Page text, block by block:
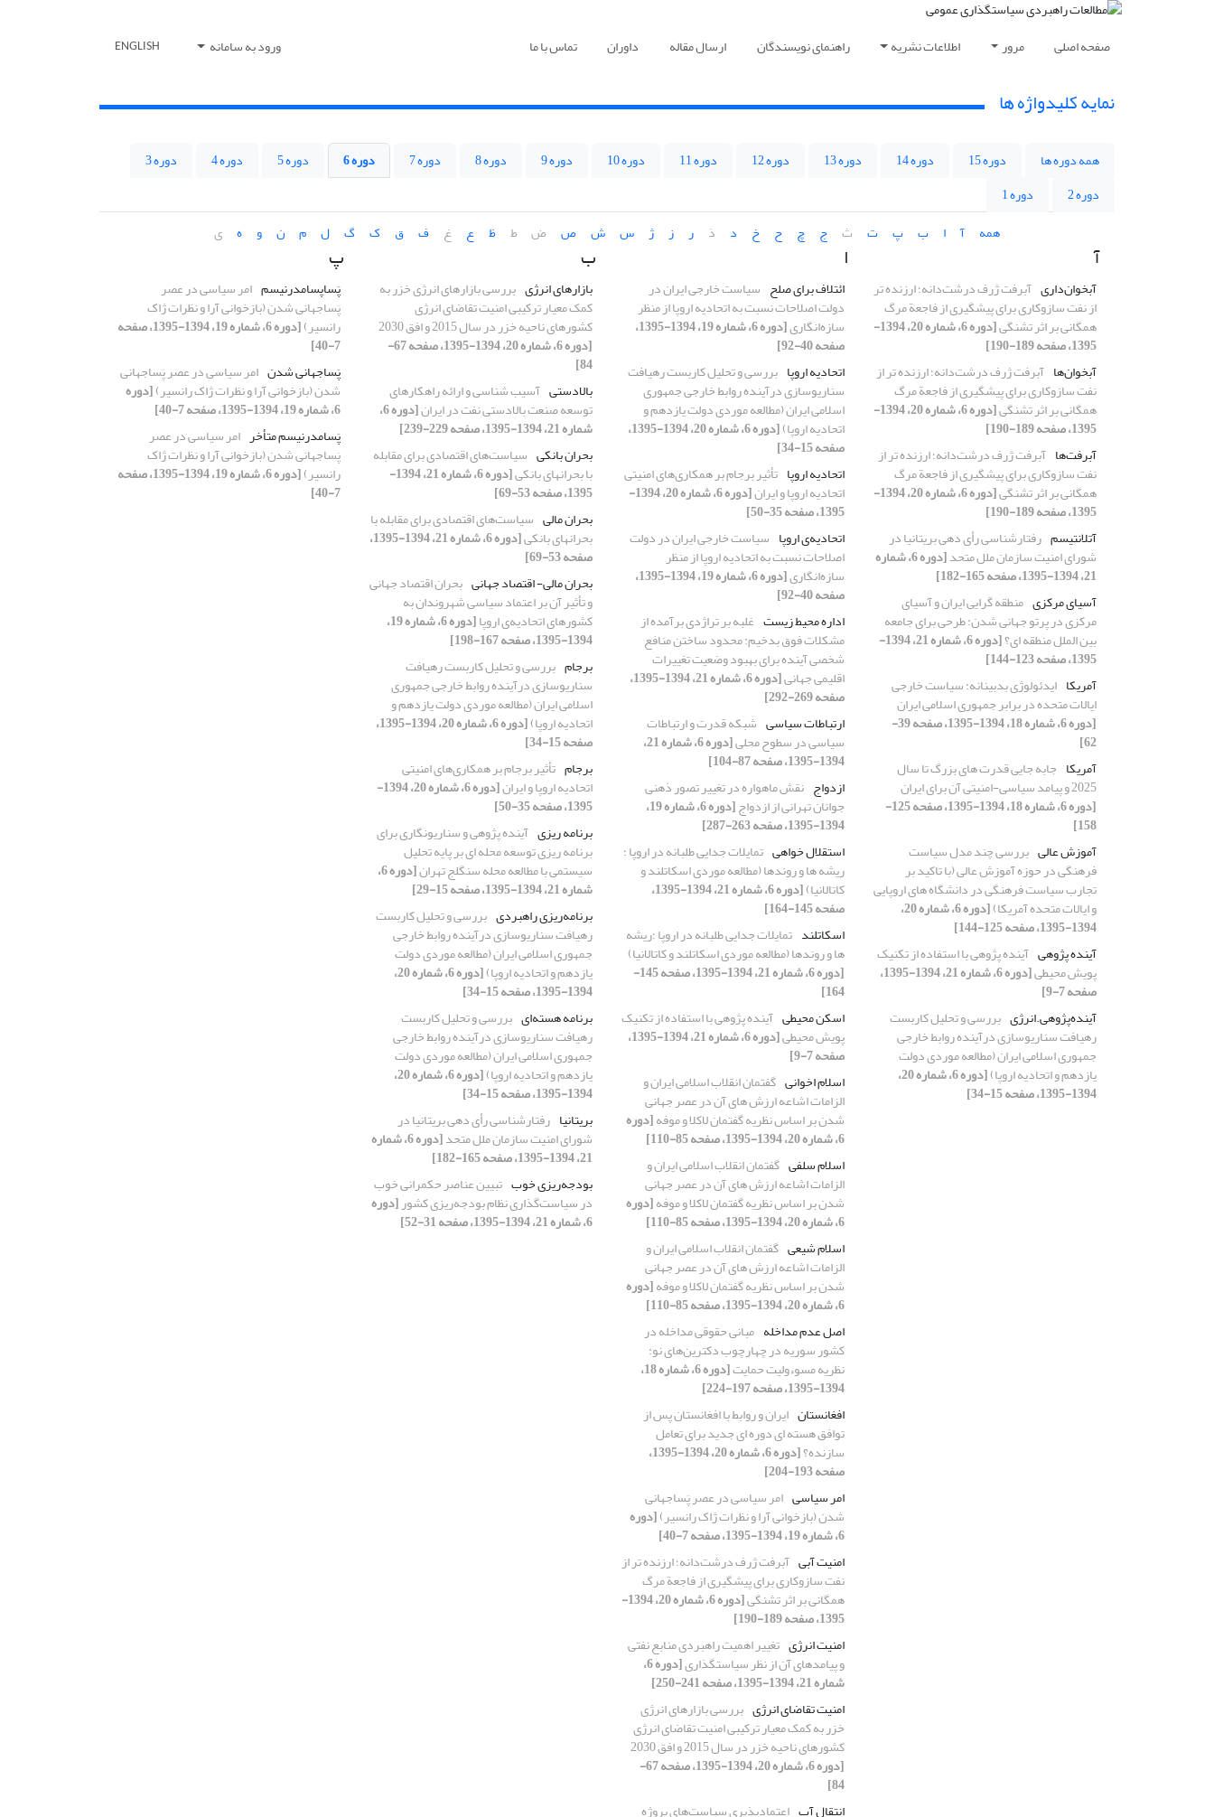
صفحه اصلی مرور اطلاعات نشریه راهنمای نویسندگان ارسال مقاله داوران تماس با ما ورود به سامانه ENGLISH
نمایه کلیدواژه ها
همه دوره ها دوره 15 دوره 14 دوره 13 دوره 12 دوره 11 دوره 10 دوره 9 دوره 8 دوره 7 دوره 6 دوره 5 دوره 4
دوره 3
دوره 2
دوره 1
همه
آ ا ب پ ت ث ج چ ح خ د ذ ر ز ژ س ش ص ض ط ظ ع غ ف ق ک گ ل م ن و ه ی
آ
آبخوان‌داری آبرفت ژرف درشت‌دانه؛ ارزنده تر
از نفت سازوکاری برای پیشگیری از فاجعة مرگ
همگانی بر اثر تشنگی [دوره 6، شماره 20، 1394-
1395، صفحه 189-190]
آبخوان‌ها آبرفت ژرف درشت‌دانه؛ ارزنده تر از
نفت سازوکاری برای پیشگیری از فاجعة مرگ
همگانی بر اثر تشنگی [دوره 6، شماره 20، 1394-
1395، صفحه 189-190]
آبرفت‌ها آبرفت ژرف درشت‌دانه؛ ارزنده تر از
نفت سازوکاری برای پیشگیری از فاجعة مرگ
همگانی بر اثر تشنگی [دوره 6، شماره 20، 1394-
1395، صفحه 189-190]
آتلانتیسم رفتارشناسی رأی دهی بریتانیا در
شورای امنیت سازمان ملل متحد [دوره 6، شماره
21، 1394-1395، صفحه 165-182]
آسیای مرکزی منطقه گرایی ایران و آسیای
مرکزی در پرتو جهانی شدن: طرحی برای جامعه
بین الملل منطقه ای؟ [دوره 6، شماره 21، 1394-
1395، صفحه 123-144]
آمریکا ایدئولوژی بدبینانه: سیاست خارجی
ایالات متحده در برابر جمهوری اسلامی ایران
[دوره 6، شماره 18، 1394-1395، صفحه 39-
62]
آمریکا جابه جایی قدرت های بزرگ تا سال
2025 و پیامد سیاسی-امنیتی آن برای ایران
[دوره 6، شماره 18، 1394-1395، صفحه 125-
158]
آموزش عالی بررسی چند مدل سیاست
فرهنگی در حوزه آموزش عالی (با تاکید بر
تجارب سیاست فرهنگی در دانشگاه های اروپایی
و ایالات متحده آمریکا) [دوره 6، شماره 20،
1394-1395، صفحه 125-144]
آینده پژوهی آینده پژوهی با استفاده از تکنیک
پویش محیطی [دوره 6، شماره 21، 1394-1395،
صفحه 7-9]
آینده‌پژوهی.انرژی بررسی و تحلیل کاربست
رهیافت سناریوسازی درآینده روابط خارجی
جمهوری اسلامی ایران (مطالعه موردی دولت
یازدهم و اتحادیه اروپا) [دوره 6، شماره 20،
1394-1395، صفحه 15-34]
ا
ائتلاف برای صلح سیاست خارجی ایران در
دولت اصلاحات نسبت به اتحادیه اروپا از منظر
سازه‌انگاری [دوره 6، شماره 19، 1394-1395،
صفحه 40-92]
اتحادیه اروپا بررسی و تحلیل کاربست رهیافت
سناریوسازی درآینده روابط خارجی جمهوری
اسلامی ایران (مطالعه موردی دولت یازدهم و
اتحادیه اروپا) [دوره 6، شماره 20، 1394-1395،
صفحه 15-34]
اتحادیه اروپا تأثیر برجام بر همکاری‌های امنیتی
اتحادیه‌ اروپا و ایران [دوره 6، شماره 20، 1394-
1395، صفحه 35-50]
اتحادیه‌ی اروپا سیاست خارجی ایران در دولت
اصلاحات نسبت به اتحادیه اروپا از منظر
سازه‌انگاری [دوره 6، شماره 19، 1394-1395،
صفحه 40-92]
اداره محیط زیست غلبه بر تراژدی برآمده از
مشکلات فوق بدخیم: محدود ساختن منافع
شخصی آینده برای بهبود وضعیت تغییرات
اقلیمی جهانی [دوره 6، شماره 21، 1394-1395،
صفحه 269-292]
ارتباطات سیاسی شبکه قدرت و ارتباطات
سیاسی در سطوح محلی [دوره 6، شماره 21،
1394-1395، صفحه 87-104]
ازدواج نقش ماهواره‌ در تغییر تصور ذهنی
جوانان تهرانی از ازدواج [دوره 6، شماره 19،
1394-1395، صفحه 263-287]
استقلال خواهی تمایلات جدایی طلبانه در اروپا ؛
ریشه ها و روندها (مطالعه موردی اسکاتلند و
کاتالانیا) [دوره 6، شماره 21، 1394-1395،
صفحه 145-164]
اسکاتلند تمایلات جدایی طلبانه در اروپا ؛ریشه
ها و روندها (مطالعه موردی اسکاتلند و کاتالانیا)
[دوره 6، شماره 21، 1394-1395، صفحه 145-
164]
اسکن محیطی آینده پژوهی با استفاده از تکنیک
پویش محیطی [دوره 6، شماره 21، 1394-1395،
صفحه 7-9]
اسلام اخوانی گفتمان انقلاب اسلامی ایران و
الزامات اشاعه ارزش های آن در عصر جهانی
شدن بر اساس نظریه گفتمان لاکلا و موفه[دوره
6، شماره 20، 1394-1395، صفحه 85-110]
اسلام سلفی گفتمان انقلاب اسلامی ایران و
الزامات اشاعه ارزش های آن در عصر جهانی
شدن بر اساس نظریه گفتمان لاکلا و موفه[دوره
6، شماره 20، 1394-1395، صفحه 85-110]
اسلام شیعی گفتمان انقلاب اسلامی ایران و
الزامات اشاعه ارزش های آن در عصر جهانی
شدن بر اساس نظریه گفتمان لاکلا و موفه[دوره
6، شماره 20، 1394-1395، صفحه 85-110]
اصل عدم مداخله مبانی حقوقی مداخله در
کشور سوریه در چهارچوب دکترین‌های نو:
نظریه مسوءولیت حمایت [دوره 6، شماره 18،
1394-1395، صفحه 197-224]
افغانستان ایران و روابط با افغانستان پس از
توافق هسته ای دوره ای جدید برای تعامل
سازنده؟ [دوره 6، شماره 20، 1394-1395،
صفحه 193-204]
امر سیاسی امر سیاسی در عصر پَساجهانی
شدن (بازخوانی آرا و نظرات ژاک رانسیر)[دوره
6، شماره 19، 1394-1395، صفحه 7-40]
امنیت آبی آبرفت ژرف درشت‌دانه؛ ارزنده تر از
نفت سازوکاری برای پیشگیری از فاجعة مرگ
همگانی بر اثر تشنگی [دوره 6، شماره 20، 1394-
1395، صفحه 189-190]
امنیت انرژی تغییر اهمیت راهبردی منابع نفتی
و پیامدهای آن از نظر سیاستگذاری [دوره 6،
شماره 21، 1394-1395، صفحه 241-250]
امنیت تقاضای انرژی بررسی بازارهای انرژی
خزر به کمک معیار ترکیبی امنیت تقاضای انرژی
کشورهای ناحیه خزر در سال 2015 و افق 2030
[دوره 6، شماره 20، 1394-1395، صفحه 67-
84]
انتقال آب اعتمادپذیری سیاست‌های پروژه
ب
بازارهای انرژی بررسی بازارهای انرژی خزر به
کمک معیار ترکیبی امنیت تقاضای انرژی
کشورهای ناحیه خزر در سال 2015 و افق 2030
[دوره 6، شماره 20، 1394-1395، صفحه 67-
84]
بالادستی آسیب شناسی و ارائه راهکارهای
توسعه صنعت بالادستی نفت در ایران [دوره 6،
شماره 21، 1394-1395، صفحه 229-239]
بحران بانکی سیاست‌های اقتصادی برای مقابله
با بحرانهای بانکی [دوره 6، شماره 21، 1394-
1395، صفحه 53-69]
بحران مالی سیاست‌های اقتصادی برای مقابله با
بحرانهای بانکی [دوره 6، شماره 21، 1394-1395،
صفحه 53-69]
بحران مالی- اقتصاد جهانی بحران اقتصاد جهانی
و تأثیر‌‌ آن بر اعتماد سیاسی شهروندان به
کشورهای اتحادیه‌ی اروپا [دوره 6، شماره 19،
1394-1395، صفحه 167-198]
برجام بررسی و تحلیل کاربست رهیافت
سناریوسازی درآینده روابط خارجی جمهوری
اسلامی ایران (مطالعه موردی دولت یازدهم و
اتحادیه اروپا) [دوره 6، شماره 20، 1394-1395،
صفحه 15-34]
برجام تأثیر برجام بر همکاری‌های امنیتی
اتحادیه‌ اروپا و ایران [دوره 6، شماره 20، 1394-
1395، صفحه 35-50]
برنامه ریزی آینده پژوهی و سناریونگاری برای
برنامه ریزی توسعه محله ای بر پایه تحلیل
سیستمی با مطالعه محله سنگلج تهران [دوره 6،
شماره 21، 1394-1395، صفحه 15-29]
برنامه‌ریزی راهبردی بررسی و تحلیل کاربست
رهیافت سناریوسازی درآینده روابط خارجی
جمهوری اسلامی ایران (مطالعه موردی دولت
یازدهم و اتحادیه اروپا) [دوره 6، شماره 20،
1394-1395، صفحه 15-34]
برنامه هسته‌ای بررسی و تحلیل کاربست
رهیافت سناریوسازی درآینده روابط خارجی
جمهوری اسلامی ایران (مطالعه موردی دولت
یازدهم و اتحادیه اروپا) [دوره 6، شماره 20،
1394-1395، صفحه 15-34]
بریتانیا رفتارشناسی رأی دهی بریتانیا در
شورای امنیت سازمان ملل متحد [دوره 6، شماره
21، 1394-1395، صفحه 165-182]
بودجه‌ریزی خوب تبیین عناصر حکمرانی خوب
در سیاست‌گذاری نظام بودجه‌ریزی کشور[دوره
6، شماره 21، 1394-1395، صفحه 31-52]
پ
پَساپسامدرنیسم امر سیاسی در عصر
پَساجهانی شدن (بازخوانی آرا و نظرات ژاک
رانسیر) [دوره 6، شماره 19، 1394-1395، صفحه
7-40]
پَساجهانی‌ شدن امر سیاسی در عصر پَساجهانی
شدن (بازخوانی آرا و نظرات ژاک رانسیر)[دوره
6، شماره 19، 1394-1395، صفحه 7-40]
پَسامدرنیسم متأخر امر سیاسی در عصر
پَساجهانی شدن (بازخوانی آرا و نظرات ژاک
رانسیر) [دوره 6، شماره 19، 1394-1395، صفحه
7-40]